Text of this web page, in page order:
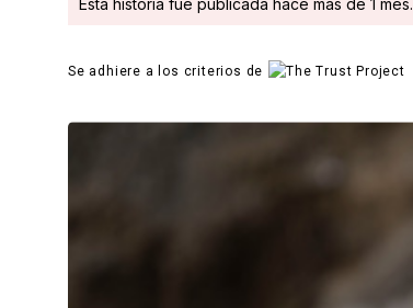
Esta historia fue publicada hace más de 1 mes.
Se adhiere a los criterios de